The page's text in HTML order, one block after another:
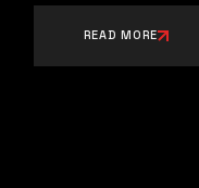
READ MORE